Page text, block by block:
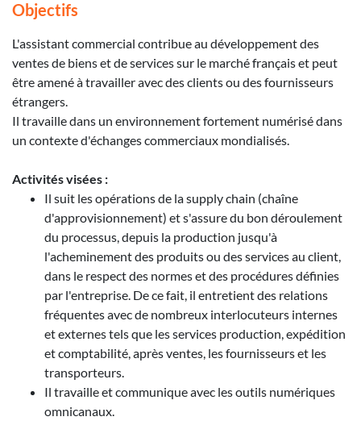
Objectifs
L'assistant commercial contribue au développement des
ventes de biens et de services sur le marché français et peut
être amené à travailler avec des clients ou des fournisseurs
étrangers.
Il travaille dans un environnement fortement numérisé dans
un contexte d'échanges commerciaux mondialisés.
Activités visées :
Il suit les opérations de la supply chain (chaîne
d'approvisionnement) et s'assure du bon déroulement
du processus, depuis la production jusqu'à
l'acheminement des produits ou des services au client,
dans le respect des normes et des procédures définies
par l'entreprise. De ce fait, il entretient des relations
fréquentes avec de nombreux interlocuteurs internes
et externes tels que les services production, expédition
et comptabilité, après ventes, les fournisseurs et les
transporteurs.
Il travaille et communique avec les outils numériques
omnicanaux.